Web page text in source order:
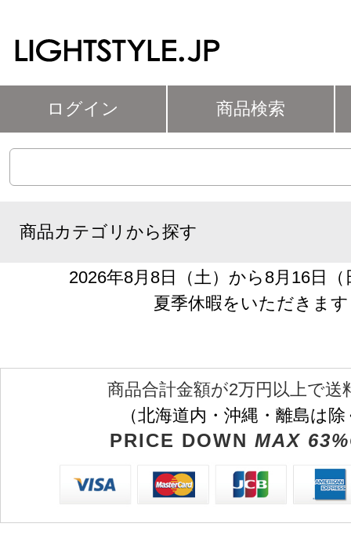
ログイン 商品検索
商品カテゴリから探す
2026年8月8日（土）から8月16日
夏季休暇をいただきます
商品合計金額が2万円以上で送
（北海道内・沖縄・離島は
PRICE DOWN MAX